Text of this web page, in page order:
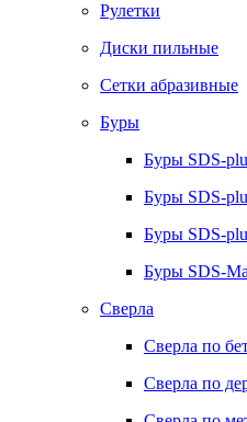
Рулетки
Диски пильные
Сетки абразивные
Буры
Буры SDS-
Буры SDS-
Буры SDS-
Буры SDS-
Сверла
Сверла по
Сверла по